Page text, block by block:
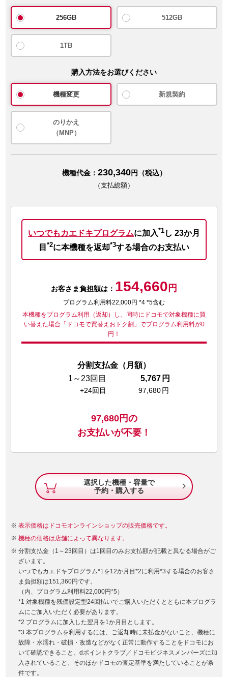
256GB 512GB
1TB
購入方法をお選びください
機種変更 新規契約
のりかえ
（MNP）
機種代金： 230,340円（税込）
（支払総額）
いつでもカエドキプログラムに加入*1 し 23か月
目 *2に本機種を返却*3する場合のお支払い
お客さま負担額は： 154,660 円
プログラム利用料22,000円 *4 *5含む
本機種をプログラム利用（返却）し、同時にドコモで対象機種に買
い替えた場合「ドコモで買替えおトク割」でプログラム利用料が0
円！
分割支払金（月額）
1～23回目
5,767 円
+24回目 97,680 円
97,680円の
お支払いが不要！
選択した機種・容量で
予約・購入する

表示価格はドコモオンラインショップの販売価格です。
機種の価格は店舗によって異なります。
分割支払金（1～23回目）は1回目のみお支払額が記載と異なる場合がご
ざいます。
いつでもカエドキプログラム*1を12か月目*2に利用*3する場合のお客さ
ま負担額は151,360円です。
（内、プログラム利用料22,000円*5）
*1 対象機種を残価設定型24回払いでご購入いただくとともに本プログラ
ムにご加入いただく必要があります。
*2 プログラムに加入した翌月を1か月目とします。
*3 本プログラムを利用するには、ご返却時に未払金がないこと、機種に
故障・水濡れ・破損・改造などがなく正常に動作することをドコモにお
いて確認できること、dポイントクラブ／ドコモビジネスメンバーズに加
入されていること、そのほかドコモの査定基準を満たしていることが条
件です。